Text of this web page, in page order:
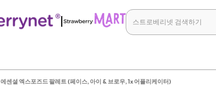
|
에센셜 엑스포즈드 팔레트 (페이스, 아이 & 브로우, 1x 어플리케이터)